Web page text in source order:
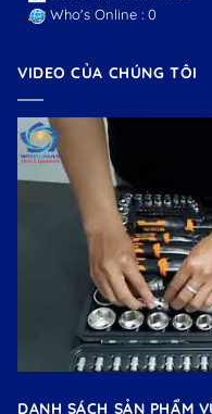
Who's Online : 0
VIDEO CỦA CHÚNG TÔI
DANH SÁCH SẢN PHẨM